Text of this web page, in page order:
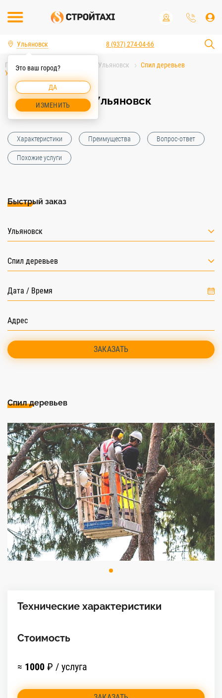
Ульяновск
Это ваш город?
ДА
ИЗМЕНИТЬ
8 (937) 274-04-66
Главная Услуги спецтехники Ульяновск
Спил деревьев
Ульяновск
Спил деревьев Ульяновск
Характеристики Преимущества Вопрос-ответ
Похожие услуги
Быстрый заказ
Ульяновск
Спил деревьев
ЗАКАЗАТЬ
Спил деревьев
Технические характеристики
Стоимость
≈ 1000 ₽ / услуга